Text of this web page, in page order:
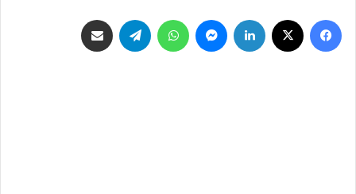
فيسبوك لينكدإن ماسنجر واتساب تيلقرام